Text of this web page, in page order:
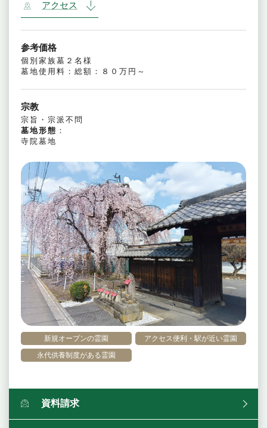
新規オープンの霊園
アクセス便利・駅が近い霊園
永代供養制度がある霊園
アクセス
参考価格
個別家族墓２名様
墓地使用料：総額：８０万円～
宗教
宗旨・宗派不問
墓地形態 ：
寺院墓地
資料請求